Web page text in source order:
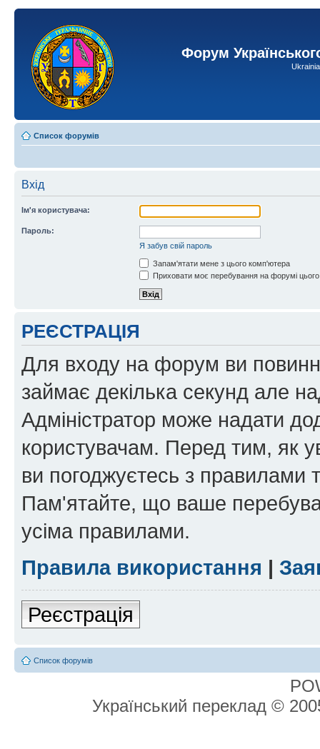
Форум
Список форумів
Вхід
Ім'я користувача:
Пароль:
Я забув свій пароль
Запам'ятати мене з цього комп'ютера
Приховати моє перебування на форумі
РЕЄСТРАЦІЯ
Для входу на форум ви
займає декілька секунд але
Адміністратор може надати
користувачам. Перед тим, як
ви погоджуєтесь з правилами
Пам'ятайте, що ваше
усіма правилами.
Правила використання |
Реєстрація
Список форумів
Український переклад ©